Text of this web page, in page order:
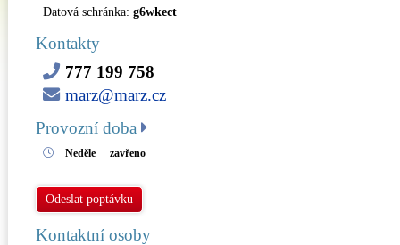
Datová schránka: g6wkect
Kontakty
777 199 758
marz@marz.cz
Provozní doba
Neděle zavřeno
Odeslat poptávku
Kontaktní osoby